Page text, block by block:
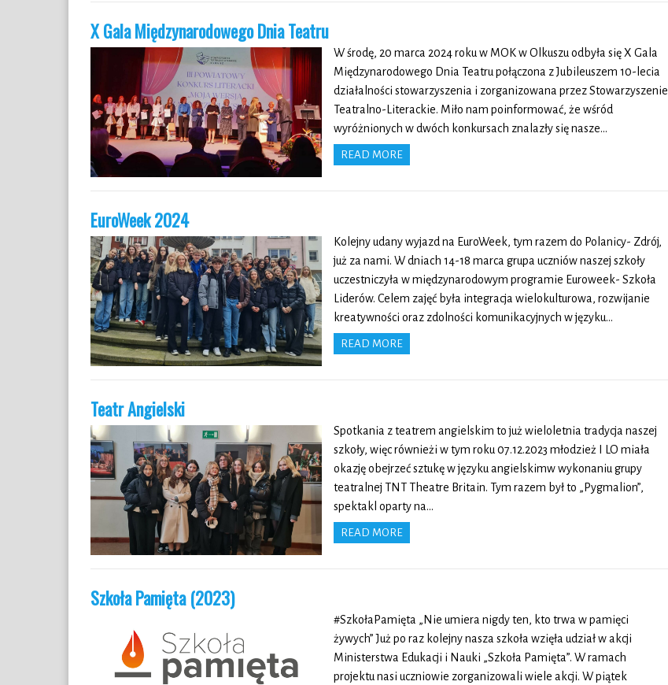
X Gala Międzynarodowego Dnia Teatru
W środę, 20 marca 2024 roku w MOK w Olkuszu odbyła się X Gala
Międzynarodowego Dnia Teatru połączona z Jubileuszem 10-lecia
działalności stowarzyszenia i zorganizowana przez Stowarzyszenie
Teatralno-Literackie. Miło nam poinformować, że wśród
wyróżnionych w dwóch konkursach znalazły się nasze…
READ MORE
EuroWeek 2024
Kolejny udany wyjazd na EuroWeek, tym razem do Polanicy- Zdrój,
już za nami. W dniach 14-18 marca grupa uczniów naszej szkoły
uczestniczyła w międzynarodowym programie Euroweek- Szkoła
Liderów. Celem zajęć była integracja wielokulturowa, rozwijanie
kreatywności oraz zdolności komunikacyjnych w języku…
READ MORE
Teatr Angielski
Spotkania z teatrem angielskim to już wieloletnia tradycja naszej
szkoły, więc równieżi w tym roku 07.12.2023 młodzież I LO miała
okazję obejrzeć sztukę w języku angielskimw wykonaniu grupy
teatralnej TNT Theatre Britain. Tym razem był to „Pygmalion”,
spektakl oparty na…
READ MORE
Szkoła Pamięta (2023)
#SzkołaPamięta „Nie umiera nigdy ten, kto trwa w pamięci
żywych” Już po raz kolejny nasza szkoła wzięła udział w akcji
Ministerstwa Edukacji i Nauki „Szkoła Pamięta”. W ramach
projektu nasi uczniowie zorganizowali wiele akcji. W piątek